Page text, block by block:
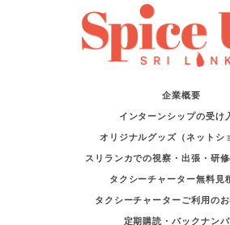
企業概要
インターンシップの受け
オリジナルグッズ（ネットシ
スリランカでの視察・出張・研
タクシーチャーター無料見
タクシーチャーターご利用の
定期購読・バックナン